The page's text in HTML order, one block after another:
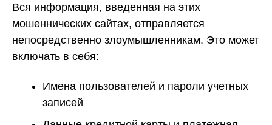
Вся информация, введенная на этих
мошеннических сайтах, отправляется
непосредственно злоумышленникам. Это может
включать в себя:
Имена пользователей и пароли учетных
записей